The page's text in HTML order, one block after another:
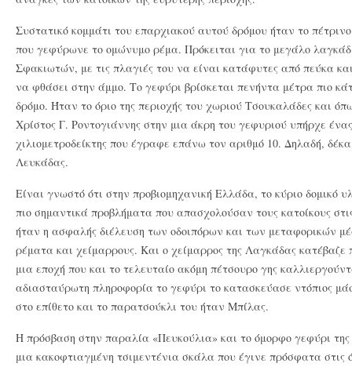
Συστατικό κομμάτι του επαρχιακού αυτού δρόμου ήταν το
που γεφύρωνε το ομώνυμο ρέμα. Πρόκειται για το μεγάλο
Σφακιωτών, με τις πλαγιές του να είναι κατάφυτες από πεύκα
να φθάσει στην άμμο. Το γεφύρι βρίσκεται πενήντα μέτρα πιο
δρόμο. Ήταν το όριο της περιοχής του χωριού Τσουκαλάδες και
Χρίστος Γ. Ροντογιάννης στην μια άκρη του γεφυριού υπήρχε
χιλιομετροδείκτης που έγραφε επάνω τον αριθμό 10. Δηλαδή,
Λευκάδας.
Είναι γνωστό ότι στην προβιομηχανική Ελλάδα, το κύριο δομικό
πιο σημαντικά προβλήματα που απασχολούσαν τους κατοίκους
ήταν η ασφαλής διέλευση των οδοιπόρων και των μεταφορικών
ρέματα και χείμαρρους. Και ο χείμαρρος της Λαγκάδας
μια εποχή που και το τελευταίο ακόμη πέτσουρο γης
αδιασταύρωτη πληροφορία το γεφύρι το κατασκεύασε ντόπιος
στο επίθετο και το παρατσούκλι του ήταν Μπίλας.
Η πρόσβαση στην παραλία «Πευκούλια» και το όμορφο γεφύρι
μια κακοφτιαγμένη τσιμεντένια σκάλα που έγινε πρόσφατα στις